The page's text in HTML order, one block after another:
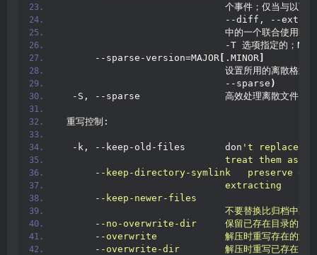
个事件；仅当与以下
--diff, --
中的一个联合使用时，
-T 选项指定的；
      --sparse-version=MAJOR
.MINOR
设置所用的离散格式
                             --sparse
)
  -S, --sparse               高效处理离散文件
重写控制:
  -k, --keep-old-files       don
't replace
treat them as
--keep-directory-symlink   preserve
                             extracting
      --keep-newer-files
不要替换比归档中副本
--no-overwrite-dir     保留已存在目录的元
      --overwrite            解压时重写存在的文件
--overwrite-dir        解压时重写已存在目录